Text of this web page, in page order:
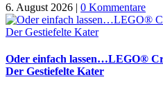
6. August 2026 | 0 Kommentare
Oder einfach lassen…LEGO®
Der Gestiefelte Kater